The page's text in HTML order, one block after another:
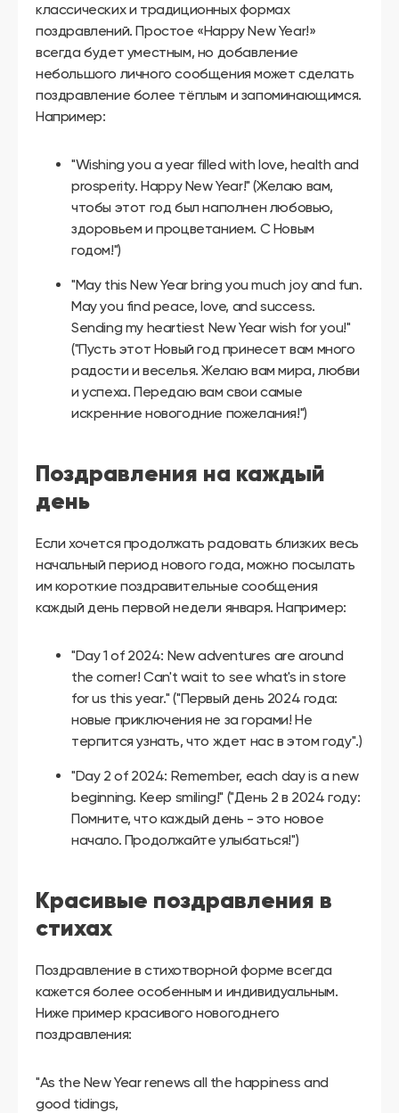
Помочь
выборе?
классических и традиционных формах
поздравлений. Простое «Happy New Year!»
всегда будет уместным, но добавление
небольшого личного сообщения может сделать
поздравление более тёплым и запоминающимся.
Например:
"Wishing you a year filled with love, health and
prosperity. Happy New Year!" (Желаю вам,
чтобы этот год был наполнен любовью,
здоровьем и процветанием. С Новым
годом!")
"May this New Year bring you much joy and fun.
May you find peace, love, and success.
Sending my heartiest New Year wish for you!"
("Пусть этот Новый год принесет вам много
радости и веселья. Желаю вам мира, любви
и успеха. Передаю вам свои самые
искренние новогодние пожелания!")
Поздравления на каждый
день
Если хочется продолжать радовать близких весь
начальный период нового года, можно посылать
им короткие поздравительные сообщения
каждый день первой недели января. Например:
"Day 1 of 2024: New adventures are around
the corner! Can't wait to see what's in store
for us this year." ("Первый день 2024 года:
новые приключения не за горами! Не
терпится узнать, что ждет нас в этом году".)
"Day 2 of 2024: Remember, each day is a new
beginning. Keep smiling!" ("День 2 в 2024 году:
Помните, что каждый день - это новое
начало. Продолжайте улыбаться!")
Красивые поздравления в
стихах
Поздравление в стихотворной форме всегда
кажется более особенным и индивидуальным.
Ниже пример красивого новогоднего
поздравления:
"As the New Year renews all the happiness and
good tidings,